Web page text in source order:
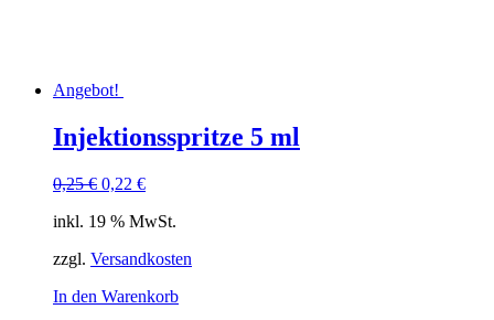
Angebot!
Injektionsspritze 5 ml
0,25€ Ursprünglicher
war:
0,22 €Aktueller
ist:
inkl. 19 % MwSt.
zzgl. Versandkosten
In den Warenkorb